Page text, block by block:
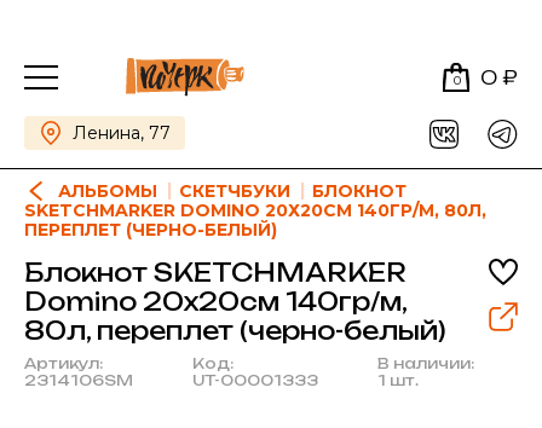
0 0 ₽
Ленина, 77
АЛЬБОМЫ СКЕТЧБУКИ
БЛОКНОТ
SKETCHMARKER DOMINO 20Х20СМ 140ГР/М, 80Л,
ПЕРЕПЛЕТ (ЧЕРНО-БЕЛЫЙ)
Блокнот SKETCHMARKER
Domino 20х20см 140гр/м,
80л, переплет (черно-белый)
Артикул:
2314106SM
Код:
UT-00001333
В наличии:
1 шт.